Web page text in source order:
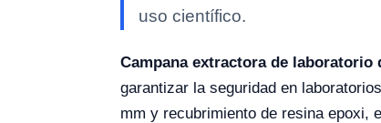
uso científico.
Campana extractora de laboratorio
garantizar la seguridad en
mm y recubrimiento de resina epoxi,